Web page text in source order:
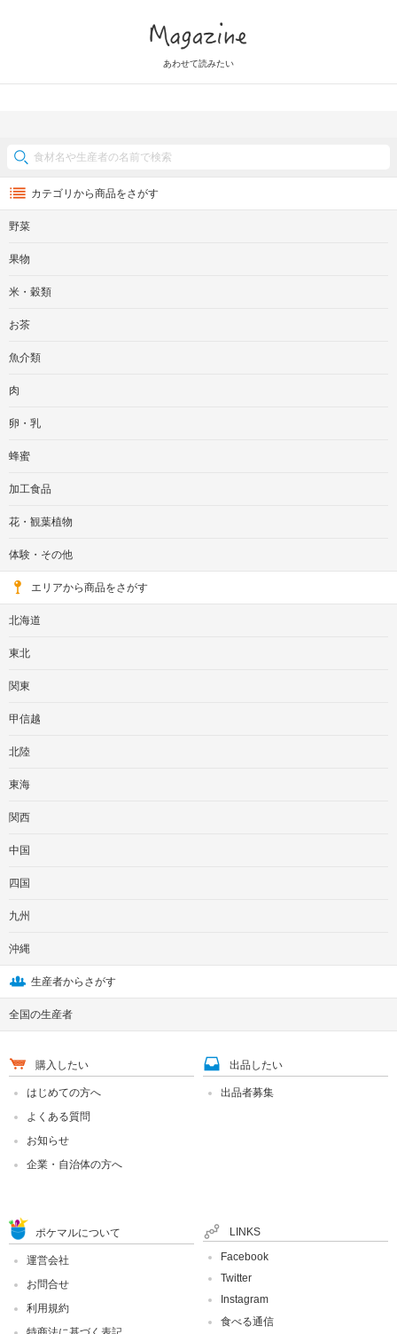
あわせて読みたい
カテゴリから商品をさがす
野菜
果物
米・穀類
お茶
魚介類
肉
卵・乳
蜂蜜
加工食品
花・観葉植物
体験・その他
エリアから商品をさがす
北海道
東北
関東
甲信越
北陸
東海
関西
中国
四国
九州
沖縄
生産者からさがす
全国の生産者
購入したい
はじめての方へ
よくある質問
お知らせ
企業・自治体の方へ
出品したい
出品者募集
ポケマルについて
運営会社
お問合せ
利用規約
LINKS
Facebook
Twitter
Instagram
食べる通信